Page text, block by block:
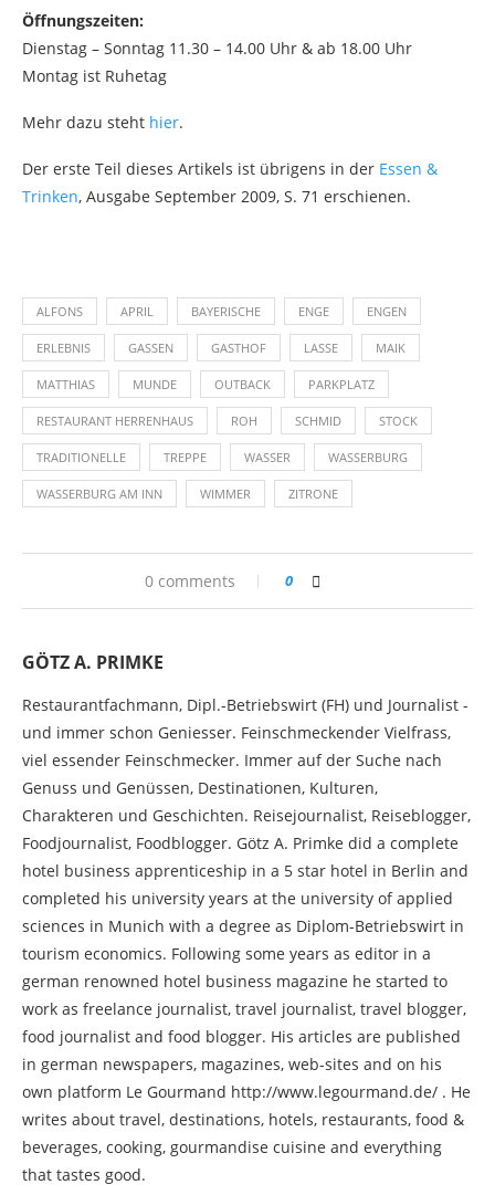
Öffnungszeiten:
Dienstag – Sonntag 11.30 – 14.00 Uhr & ab 18.00 Uhr
Montag ist Ruhetag
Mehr dazu steht hier.
Der erste Teil dieses Artikels ist übrigens in der Essen &
Trinken, Ausgabe September 2009, S. 71 erschienen.
ALFONS APRIL BAYERISCHE ENGE ENGEN
ERLEBNIS GASSEN GASTHOF LASSE MAIK
MATTHIAS MUNDE OUTBACK PARKPLATZ
RESTAURANT HERRENHAUS ROH SCHMID STOCK
TRADITIONELLE TREPPE WASSER WASSERBURG
WASSERBURG AM INN WIMMER ZITRONE
0 comments 0
GÖTZ A. PRIMKE
Restaurantfachmann, Dipl.-Betriebswirt (FH) und Journalist -
und immer schon Geniesser. Feinschmeckender Vielfrass,
viel essender Feinschmecker. Immer auf der Suche nach
Genuss und Genüssen, Destinationen, Kulturen,
Charakteren und Geschichten. Reisejournalist, Reiseblogger,
Foodjournalist, Foodblogger. Götz A. Primke did a complete
hotel business apprenticeship in a 5 star hotel in Berlin and
completed his university years at the university of applied
sciences in Munich with a degree as Diplom-Betriebswirt in
tourism economics. Following some years as editor in a
german renowned hotel business magazine he started to
work as freelance journalist, travel journalist, travel blogger,
food journalist and food blogger. His articles are published
in german newspapers, magazines, web-sites and on his
own platform Le Gourmand http://www.legourmand.de/ . He
writes about travel, destinations, hotels, restaurants, food &
beverages, cooking, gourmandise cuisine and everything
that tastes good.